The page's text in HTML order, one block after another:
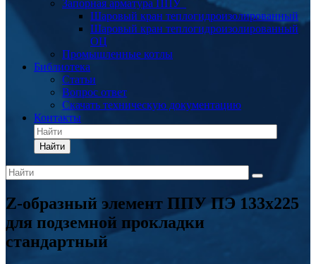
Запорная арматура ППУ
Шаровый кран теплогидроизолированный
Шаровый кран теплогидроизолированный
ОЦ
Промышленные котлы
Библиотека
Статьи
Вопрос ответ
Скачать техническую документацию
Контакты
Найти
Z-образный элемент ППУ ПЭ 133x225
для подземной прокладки
стандартный